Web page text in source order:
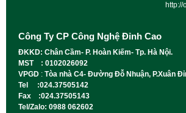
http://
Công Ty CP Công Nghệ Đỉnh Cao
ĐKKD: Chân Cầm- P. Hoàn Kiếm- Tp. Hà Nội.
MST : 0102026092
VPGD : Tòa nhà C4- Đường Đỗ Nhuận, P.Xuân
Tel :024.37505142
Fax :024.37505143
Tel/Zalo: 0988 062602